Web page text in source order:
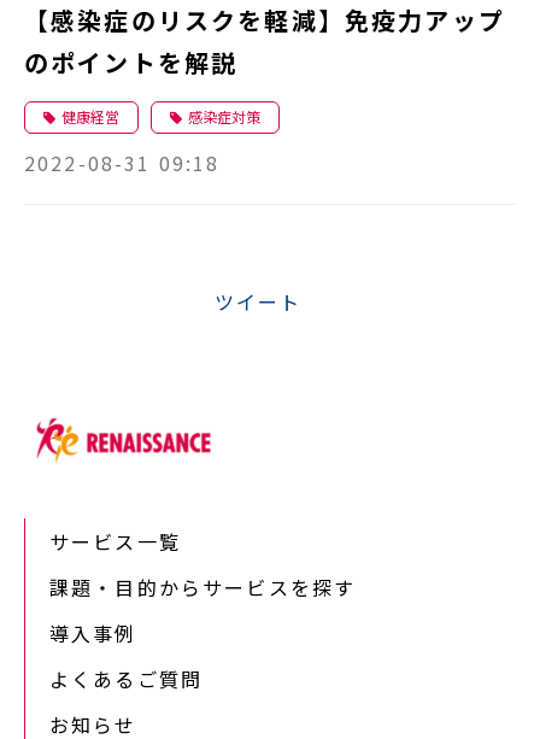
【感染症のリスクを軽減】免疫力アップ
のポイントを解説
健康経営 感染症対策
2022-08-31 09:18
ツイート
サービス一覧
課題・目的からサービスを探す
導入事例
よくあるご質問
お知らせ